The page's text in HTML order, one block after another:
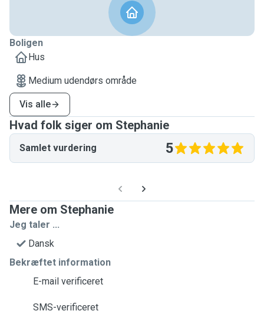
Boligen
Hus
Medium udendørs område
Vis alle
Hvad folk siger om Stephanie
Samlet vurdering 5
Mere om Stephanie
Jeg taler ...
Dansk
Bekræftet information
E-mail verificeret
SMS-verificeret